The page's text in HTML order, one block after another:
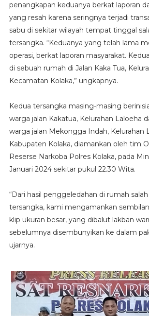
penangkapan keduanya berkat laporan
yang resah karena seringnya terjadi
sabu di sekitar wilayah tempat tinggal
tersangka. “Keduanya yang telah lama
operasi, berkat laporan masyarakat.
di sebuah rumah di Jalan Kaka Tua,
Kecamatan Kolaka,” ungkapnya.
Kedua tersangka masing-masing
warga jalan Kakatua, Kelurahan Laloeha
warga jalan Mekongga Indah, Kelurahan
Kabupaten Kolaka, diamankan oleh tim
Reserse Narkoba Polres Kolaka, pada
Januari 2024 sekitar pukul 22.30 Wita.
“Dari hasil penggeledahan di rumah
tersangka, kami mengamankan
klip ukuran besar, yang dibalut lakban
sebelumnya disembunyikan ke dalam
ujarnya.